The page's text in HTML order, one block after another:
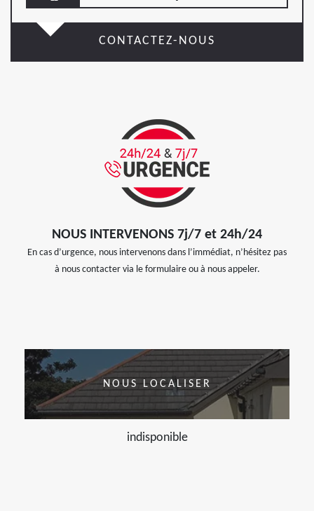
CONTACTEZ-NOUS
NOUS INTERVENONS 7j/7 et 24h/24
En cas d’urgence, nous intervenons dans l’immédiat, n’hésitez pas
à nous contacter via le formulaire ou à nous appeler.
NOUS LOCALISER
indisponible